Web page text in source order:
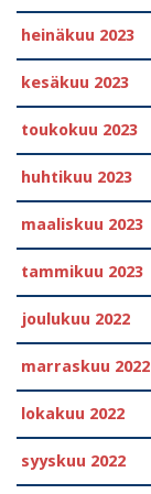
heinäkuu 2023
kesäkuu 2023
toukokuu 2023
huhtikuu 2023
maaliskuu 2023
tammikuu 2023
joulukuu 2022
marraskuu 2022
lokakuu 2022
syyskuu 2022